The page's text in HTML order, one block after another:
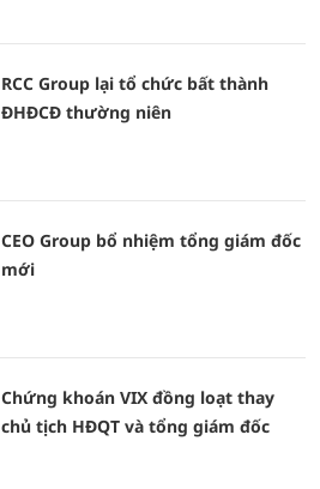
RCC Group lại tổ chức bất thành
ĐHĐCĐ thường niên
CEO Group bổ nhiệm tổng giám đốc
mới
Chứng khoán VIX đồng loạt thay
chủ tịch HĐQT và tổng giám đốc